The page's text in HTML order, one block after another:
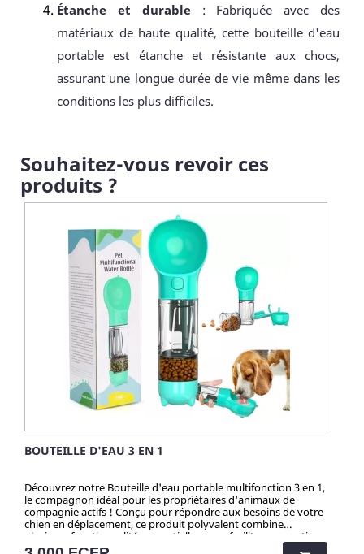
Étanche et durable: Fabriquée avec des
matériaux de haute qualité, cette bouteille d'eau
portable est étanche et résistante aux chocs,
assurant une longue durée de vie même dans les
conditions les plus difficiles.
Souhaitez-vous revoir ces
produits ?
BOUTEILLE D'EAU 3 EN 1
Découvrez notre Bouteille d'eau portable multifonction 3 en 1,
le compagnon idéal pour les propriétaires d'animaux de
compagnie actifs ! Conçu pour répondre aux besoins de votre
chien en déplacement, ce produit polyvalent combine
plusieurs fonctionnalités essentielles pour faciliter vos sorties
avec votre fidèle compagnon. Mangeoire pour animaux de